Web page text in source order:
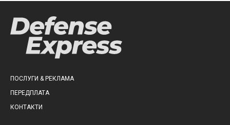
ПОСЛУГИ & РЕКЛАМА
ПЕРЕДПЛАТА
КОНТАКТИ